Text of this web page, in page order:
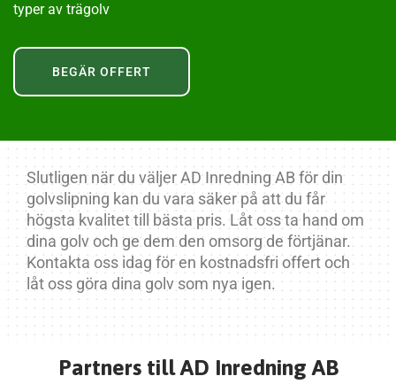
typer av trägolv
BEGÄR OFFERT
Slutligen när du väljer AD Inredning AB för din
golvslipning kan du vara säker på att du får
högsta kvalitet till bästa pris. Låt oss ta hand om
dina golv och ge dem den omsorg de förtjänar.
Kontakta oss idag för en kostnadsfri offert och
låt oss göra dina golv som nya igen.
Partners till AD Inredning AB